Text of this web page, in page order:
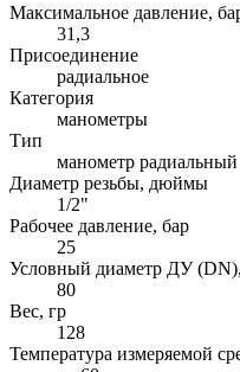
Максимальное давление,
31,3
Присоединение
радиальное
Категория
манометры
Тип
манометр радиальный
Диаметр резьбы, дюймы
1/2"
Рабочее давление, бар
25
Условный диаметр ДУ
80
Вес, гр
128
Температура измеряемой